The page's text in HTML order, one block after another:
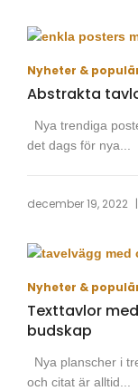
Nyheter &
Abstrakta
Nya trendiga
det dags för nya...
december 19, 2022 |
Nyheter &
Texttavlor
budskap
Nya planscher i
och citat är alltid...